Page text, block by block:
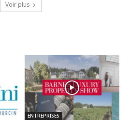
Voir plus
ENTREPRISES